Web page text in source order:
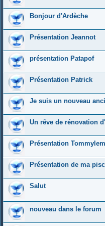
Bonjour d'Ardèche
Présentation Jeannot
présentation Patapof
Présentation Patrick
Je suis un nouveau
Un rêve de rénovation
Présentation
Présentation de ma
Salut
nouveau dans le forum